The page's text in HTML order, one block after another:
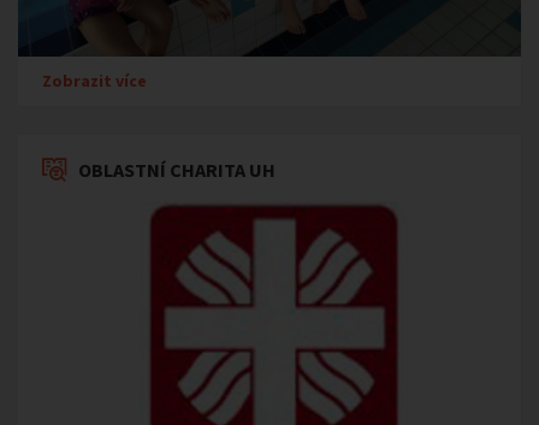
Zobrazit více
OBLASTNÍ CHARITA UH